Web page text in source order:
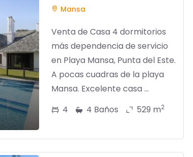
Mansa
Venta de Casa 4 dormitorios
más dependencia de servicio
en Playa Mansa, Punta del Este.
A pocas cuadras de la playa
Mansa. Excelente casa ...
4
4 Baños 529 m2